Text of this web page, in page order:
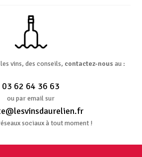
vins, des conseils, contactez-nous au :
03 62 64 36 63
ou par email sur
sociaux à tout moment !